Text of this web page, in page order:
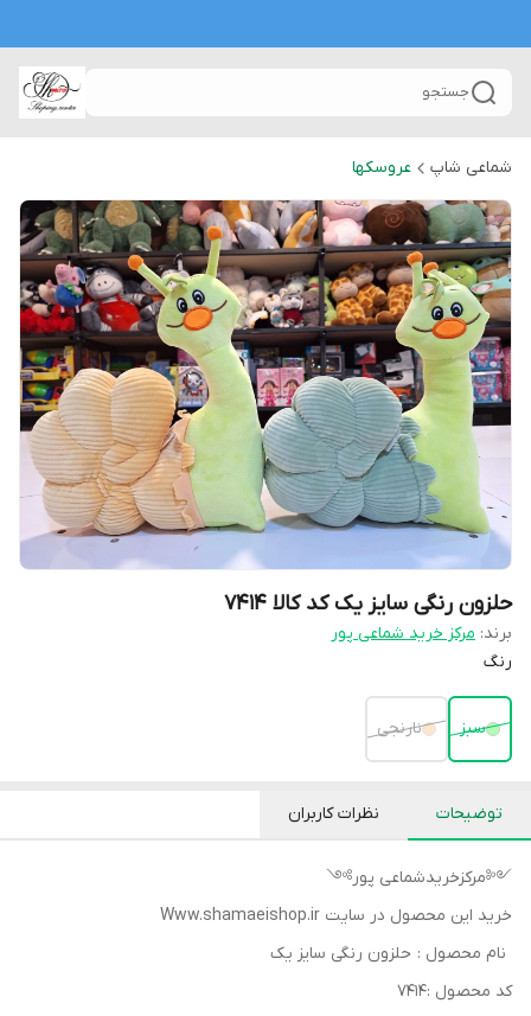
جستجو
شماعی شاپ عروسکها
حلزون رنگی سایز یک کد کالا ۷۴۱۴
برند: مرکز خرید شماعی پور
رنگ
سبز نارنجی
توضیحات نظرات کاربران
༺مرکزخریدشماعی پور༻
خرید این محصول در سایت Www.shamaeishop.ir
نام محصول : حلزون رنگی سایز یک
کد محصول :۷۴۱۴